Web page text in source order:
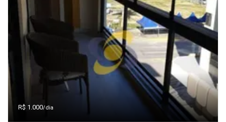
R$ 1.000/dia